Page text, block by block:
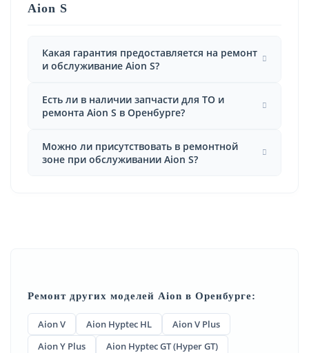
Aion S
Какая гарантия предоставляется на ремонт
и обслуживание Aion S?
Есть ли в наличии запчасти для ТО и
ремонта Aion S в Оренбурге?
Можно ли присутствовать в ремонтной
зоне при обслуживании Aion S?
Ремонт других моделей Aion в Оренбурге:
Aion V Aion Hyptec HL
Aion V Plus
Aion Y Plus
Aion Hyptec GT (Hyper GT)